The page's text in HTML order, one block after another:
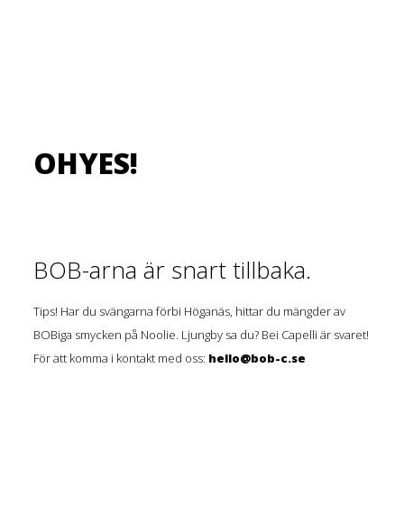
OHYES!
BOB-arna är snart tillbaka.
Tips! Har du svängarna förbi Höganäs, hittar du mängder av
BOBiga smycken på Noolie. Ljungby sa du? Bei Capelli är svaret!
För att komma i kontakt med oss: hello@bob-c.se